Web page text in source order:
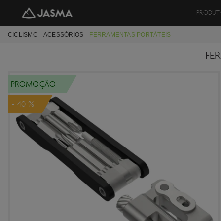
CICLISMO ACESSÓRIOS FERRAMENTAS PORTÁTEIS
PROMOÇÃO
- 40 %